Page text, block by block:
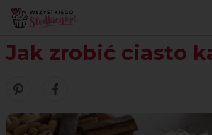
Strona główna Jak
Jak zrobić ciasto
Zobacz nasze piny w serwisie
Śledź nas na Facebooku